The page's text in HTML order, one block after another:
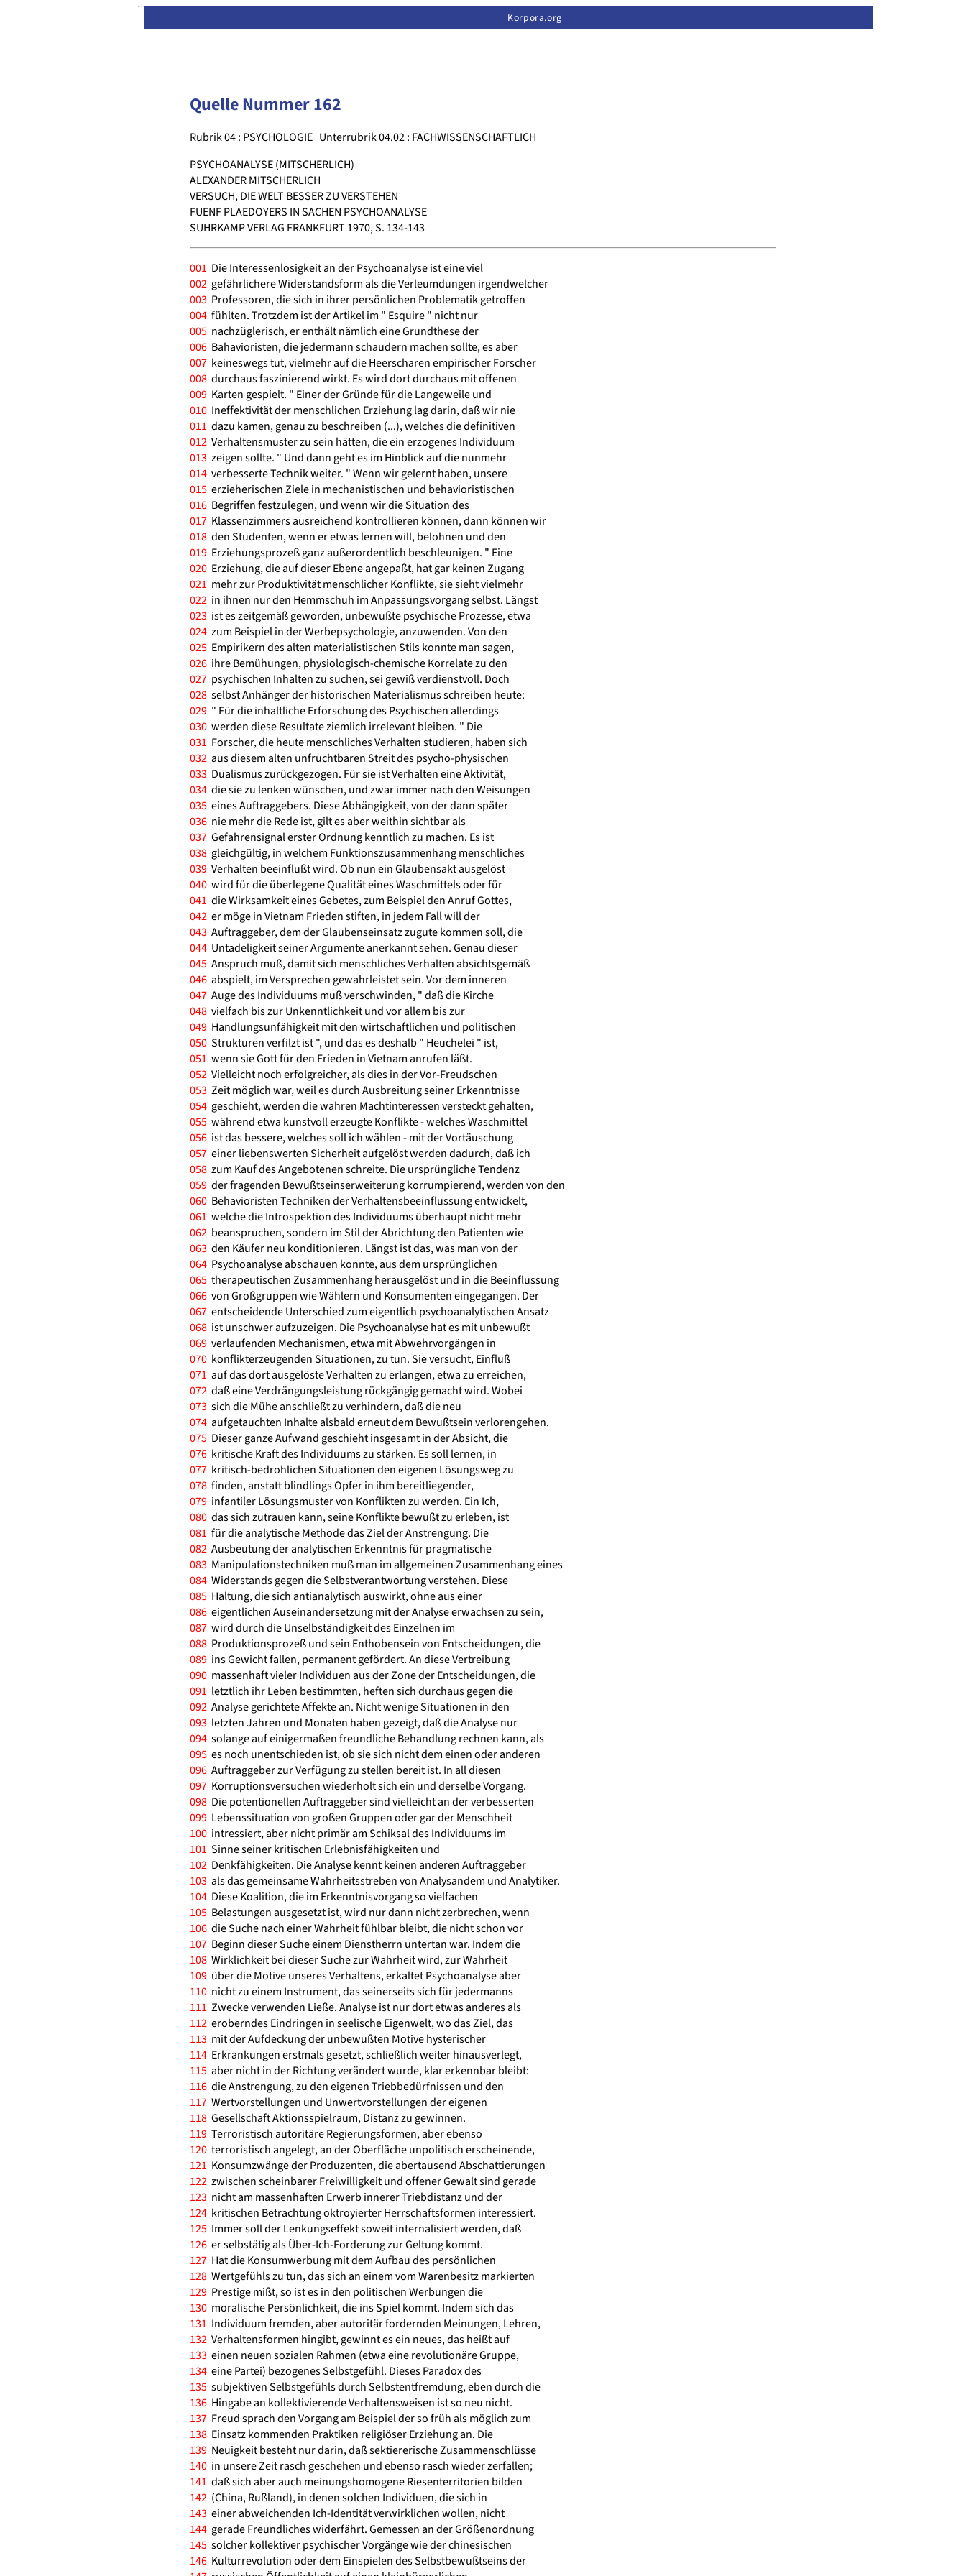
Feedback·Korpora.org
Quelle Nummer 162
Rubrik 04 : PSYCHOLOGIE Unterrubrik 04.02 : FACHWISSENSCHAFTLICH
PSYCHOANALYSE (MITSCHERLICH)
ALEXANDER MITSCHERLICH
VERSUCH, DIE WELT BESSER ZU VERSTEHEN
FUENF PLAEDOYERS IN SACHEN PSYCHOANALYSE
SUHRKAMP VERLAG FRANKFURT 1970, S. 134-143
001 Die Interessenlosigkeit an der Psychoanalyse ist eine viel
002 gefährlichere Widerstandsform als die Verleumdungen irgendwelcher
003 Professoren, die sich in ihrer persönlichen Problematik getroffen
004 fühlten. Trotzdem ist der Artikel im " Esquire " nicht nur
005 nachzüglerisch, er enthält nämlich eine Grundthese der
006 Bahavioristen, die jedermann schaudern machen sollte, es aber
007 keineswegs tut, vielmehr auf die Heerscharen empirischer Forscher
008 durchaus faszinierend wirkt. Es wird dort durchaus mit offenen
009 Karten gespielt. " Einer der Gründe für die Langeweile und
010 Ineffektivität der menschlichen Erziehung lag darin, daß wir nie
011 dazu kamen, genau zu beschreiben (...), welches die definitiven
012 Verhaltensmuster zu sein hätten, die ein erzogenes Individuum
013 zeigen sollte. " Und dann geht es im Hinblick auf die nunmehr
014 verbesserte Technik weiter. " Wenn wir gelernt haben, unsere
015 erzieherischen Ziele in mechanistischen und behavioristischen
016 Begriffen festzulegen, und wenn wir die Situation des
017 Klassenzimmers ausreichend kontrollieren können, dann können wir
018 den Studenten, wenn er etwas lernen will, belohnen und den
019 Erziehungsprozeß ganz außerordentlich beschleunigen. " Eine
020 Erziehung, die auf dieser Ebene angepaßt, hat gar keinen Zugang
021 mehr zur Produktivität menschlicher Konflikte, sie sieht vielmehr
022 in ihnen nur den Hemmschuh im Anpassungsvorgang selbst. Längst
023 ist es zeitgemäß geworden, unbewußte psychische Prozesse, etwa
024 zum Beispiel in der Werbepsychologie, anzuwenden. Von den
025 Empirikern des alten materialistischen Stils konnte man sagen,
026 ihre Bemühungen, physiologisch-chemische Korrelate zu den
027 psychischen Inhalten zu suchen, sei gewiß verdienstvoll. Doch
028 selbst Anhänger der historischen Materialismus schreiben heute:
029 " Für die inhaltliche Erforschung des Psychischen allerdings
030 werden diese Resultate ziemlich irrelevant bleiben. " Die
031 Forscher, die heute menschliches Verhalten studieren, haben sich
032 aus diesem alten unfruchtbaren Streit des psycho-physischen
033 Dualismus zurückgezogen. Für sie ist Verhalten eine Aktivität,
034 die sie zu lenken wünschen, und zwar immer nach den Weisungen
035 eines Auftraggebers. Diese Abhängigkeit, von der dann später
036 nie mehr die Rede ist, gilt es aber weithin sichtbar als
037 Gefahrensignal erster Ordnung kenntlich zu machen. Es ist
038 gleichgültig, in welchem Funktionszusammenhang menschliches
039 Verhalten beeinflußt wird. Ob nun ein Glaubensakt ausgelöst
040 wird für die überlegene Qualität eines Waschmittels oder für
041 die Wirksamkeit eines Gebetes, zum Beispiel den Anruf Gottes,
042 er möge in Vietnam Frieden stiften, in jedem Fall will der
043 Auftraggeber, dem der Glaubenseinsatz zugute kommen soll, die
044 Untadeligkeit seiner Argumente anerkannt sehen. Genau dieser
045 Anspruch muß, damit sich menschliches Verhalten absichtsgemäß
046 abspielt, im Versprechen gewahrleistet sein. Vor dem inneren
047 Auge des Individuums muß verschwinden, " daß die Kirche
048 vielfach bis zur Unkenntlichkeit und vor allem bis zur
049 Handlungsunfähigkeit mit den wirtschaftlichen und politischen
050 Strukturen verfilzt ist ", und das es deshalb " Heuchelei " ist,
051 wenn sie Gott für den Frieden in Vietnam anrufen läßt.
052 Vielleicht noch erfolgreicher, als dies in der Vor-Freudschen
053 Zeit möglich war, weil es durch Ausbreitung seiner Erkenntnisse
054 geschieht, werden die wahren Machtinteressen versteckt gehalten,
055 während etwa kunstvoll erzeugte Konflikte - welches Waschmittel
056 ist das bessere, welches soll ich wählen - mit der Vortäuschung
057 einer liebenswerten Sicherheit aufgelöst werden dadurch, daß ich
058 zum Kauf des Angebotenen schreite. Die ursprüngliche Tendenz
059 der fragenden Bewußtseinserweiterung korrumpierend, werden von den
060 Behavioristen Techniken der Verhaltensbeeinflussung entwickelt,
061 welche die Introspektion des Individuums überhaupt nicht mehr
062 beanspruchen, sondern im Stil der Abrichtung den Patienten wie
063 den Käufer neu konditionieren. Längst ist das, was man von der
064 Psychoanalyse abschauen konnte, aus dem ursprünglichen
065 therapeutischen Zusammenhang herausgelöst und in die Beeinflussung
066 von Großgruppen wie Wählern und Konsumenten eingegangen. Der
067 entscheidende Unterschied zum eigentlich psychoanalytischen Ansatz
068 ist unschwer aufzuzeigen. Die Psychoanalyse hat es mit unbewußt
069 verlaufenden Mechanismen, etwa mit Abwehrvorgängen in
070 konflikterzeugenden Situationen, zu tun. Sie versucht, Einfluß
071 auf das dort ausgelöste Verhalten zu erlangen, etwa zu erreichen,
072 daß eine Verdrängungsleistung rückgängig gemacht wird. Wobei
073 sich die Mühe anschließt zu verhindern, daß die neu
074 aufgetauchten Inhalte alsbald erneut dem Bewußtsein verlorengehen.
075 Dieser ganze Aufwand geschieht insgesamt in der Absicht, die
076 kritische Kraft des Individuums zu stärken. Es soll lernen, in
077 kritisch-bedrohlichen Situationen den eigenen Lösungsweg zu
078 finden, anstatt blindlings Opfer in ihm bereitliegender,
079 infantiler Lösungsmuster von Konflikten zu werden. Ein Ich,
080 das sich zutrauen kann, seine Konflikte bewußt zu erleben, ist
081 für die analytische Methode das Ziel der Anstrengung. Die
082 Ausbeutung der analytischen Erkenntnis für pragmatische
083 Manipulationstechniken muß man im allgemeinen Zusammenhang eines
084 Widerstands gegen die Selbstverantwortung verstehen. Diese
085 Haltung, die sich antianalytisch auswirkt, ohne aus einer
086 eigentlichen Auseinandersetzung mit der Analyse erwachsen zu sein,
087 wird durch die Unselbständigkeit des Einzelnen im
088 Produktionsprozeß und sein Enthobensein von Entscheidungen, die
089 ins Gewicht fallen, permanent gefördert. An diese Vertreibung
090 massenhaft vieler Individuen aus der Zone der Entscheidungen, die
091 letztlich ihr Leben bestimmten, heften sich durchaus gegen die
092 Analyse gerichtete Affekte an. Nicht wenige Situationen in den
093 letzten Jahren und Monaten haben gezeigt, daß die Analyse nur
094 solange auf einigermaßen freundliche Behandlung rechnen kann, als
095 es noch unentschieden ist, ob sie sich nicht dem einen oder anderen
096 Auftraggeber zur Verfügung zu stellen bereit ist. In all diesen
097 Korruptionsversuchen wiederholt sich ein und derselbe Vorgang.
098 Die potentionellen Auftraggeber sind vielleicht an der verbesserten
099 Lebenssituation von großen Gruppen oder gar der Menschheit
100 intressiert, aber nicht primär am Schiksal des Individuums im
101 Sinne seiner kritischen Erlebnisfähigkeiten und
102 Denkfähigkeiten. Die Analyse kennt keinen anderen Auftraggeber
103 als das gemeinsame Wahrheitsstreben von Analysandem und Analytiker.
104 Diese Koalition, die im Erkenntnisvorgang so vielfachen
105 Belastungen ausgesetzt ist, wird nur dann nicht zerbrechen, wenn
106 die Suche nach einer Wahrheit fühlbar bleibt, die nicht schon vor
107 Beginn dieser Suche einem Dienstherrn untertan war. Indem die
108 Wirklichkeit bei dieser Suche zur Wahrheit wird, zur Wahrheit
109 über die Motive unseres Verhaltens, erkaltet Psychoanalyse aber
110 nicht zu einem Instrument, das seinerseits sich für jedermanns
111 Zwecke verwenden Ließe. Analyse ist nur dort etwas anderes als
112 eroberndes Eindringen in seelische Eigenwelt, wo das Ziel, das
113 mit der Aufdeckung der unbewußten Motive hysterischer
114 Erkrankungen erstmals gesetzt, schließlich weiter hinausverlegt,
115 aber nicht in der Richtung verändert wurde, klar erkennbar bleibt:
116 die Anstrengung, zu den eigenen Triebbedürfnissen und den
117 Wertvorstellungen und Unwertvorstellungen der eigenen
118 Gesellschaft Aktionsspielraum, Distanz zu gewinnen.
119 Terroristisch autoritäre Regierungsformen, aber ebenso
120 terroristisch angelegt, an der Oberfläche unpolitisch erscheinende,
121 Konsumzwänge der Produzenten, die abertausend Abschattierungen
122 zwischen scheinbarer Freiwilligkeit und offener Gewalt sind gerade
123 nicht am massenhaften Erwerb innerer Triebdistanz und der
124 kritischen Betrachtung oktroyierter Herrschaftsformen interessiert.
125 Immer soll der Lenkungseffekt soweit internalisiert werden, daß
126 er selbstätig als Über-Ich-Forderung zur Geltung kommt.
127 Hat die Konsumwerbung mit dem Aufbau des persönlichen
128 Wertgefühls zu tun, das sich an einem vom Warenbesitz markierten
129 Prestige mißt, so ist es in den politischen Werbungen die
130 moralische Persönlichkeit, die ins Spiel kommt. Indem sich das
131 Individuum fremden, aber autoritär fordernden Meinungen, Lehren,
132 Verhaltensformen hingibt, gewinnt es ein neues, das heißt auf
133 einen neuen sozialen Rahmen (etwa eine revolutionäre Gruppe,
134 eine Partei) bezogenes Selbstgefühl. Dieses Paradox des
135 subjektiven Selbstgefühls durch Selbstentfremdung, eben durch die
136 Hingabe an kollektivierende Verhaltensweisen ist so neu nicht.
137 Freud sprach den Vorgang am Beispiel der so früh als möglich zum
138 Einsatz kommenden Praktiken religiöser Erziehung an. Die
139 Neuigkeit besteht nur darin, daß sektiererische Zusammenschlüsse
140 in unsere Zeit rasch geschehen und ebenso rasch wieder zerfallen;
141 daß sich aber auch meinungshomogene Riesenterritorien bilden
142 (China, Rußland), in denen solchen Individuen, die sich in
143 einer abweichenden Ich-Identität verwirklichen wollen, nicht
144 gerade Freundliches widerfährt. Gemessen an der Größenordnung
145 solcher kollektiver psychischer Vorgänge wie der chinesischen
146 Kulturrevolution oder dem Einspielen des Selbstbewußtseins der
Korpora.org